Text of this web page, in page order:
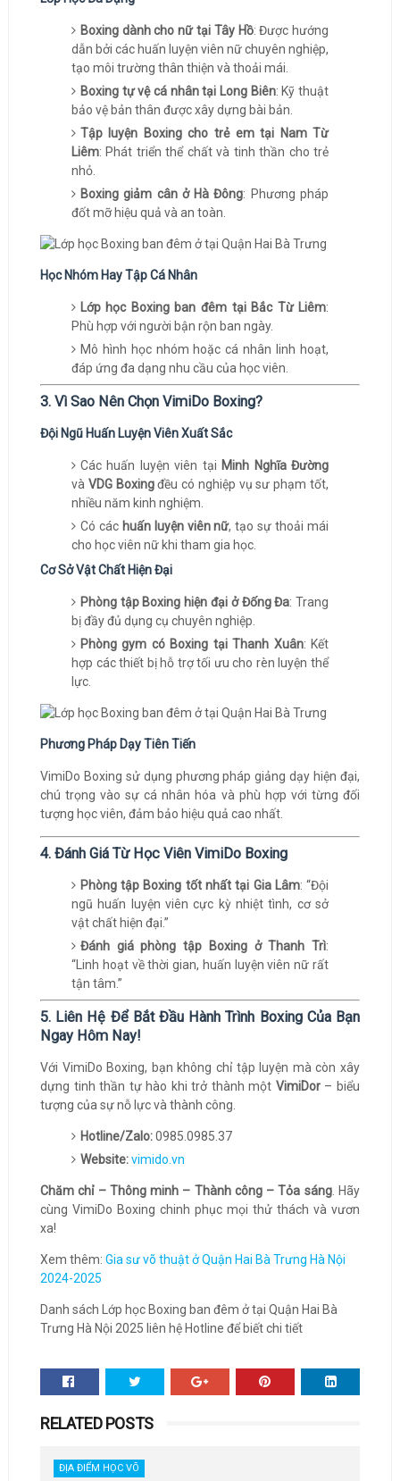
Boxing dành cho nữ tại Tây Hồ: Được hướng
dẫn bởi các huấn luyện viên nữ chuyên nghiệp,
tạo môi trường thân thiện và thoải mái.
Boxing tự vệ cá nhân tại Long Biên: Kỹ thuật
bảo vệ bản thân được xây dựng bài bản.
Tập luyện Boxing cho trẻ em tại Nam Từ
Liêm: Phát triển thể chất và tinh thần cho trẻ
nhỏ.
Boxing giảm cân ở Hà Đông: Phương pháp
đốt mỡ hiệu quả và an toàn.
Học Nhóm Hay Tập Cá Nhân
Lớp học Boxing ban đêm tại Bắc Từ Liêm:
Phù hợp với người bận rộn ban ngày.
Mô hình học nhóm hoặc cá nhân linh hoạt,
đáp ứng đa dạng nhu cầu của học viên.
3. Vì Sao Nên Chọn VimiDo Boxing?
Đội Ngũ Huấn Luyện Viên Xuất Sắc
Các huấn luyện viên tại Minh Nghĩa Đường
và VDG Boxingđều có nghiệp vụ sư phạm tốt,
nhiều năm kinh nghiệm.
Có các huấn luyện viên nữ, tạo sự thoải mái
cho học viên nữ khi tham gia học.
Cơ Sở Vật Chất Hiện Đại
Phòng tập Boxing hiện đại ở Đống Đa: Trang
bị đầy đủ dụng cụ chuyên nghiệp.
Phòng gym có Boxing tại Thanh Xuân: Kết
hợp các thiết bị hỗ trợ tối ưu cho rèn luyện thể
lực.
Phương Pháp Dạy Tiên Tiến
VimiDo Boxing sử dụng phương pháp giảng dạy hiện đại,
chú trọng vào sự cá nhân hóa và phù hợp với từng đối
tượng học viên, đảm bảo hiệu quả cao nhất.
4. Đánh Giá Từ Học Viên VimiDo Boxing
Phòng tập Boxing tốt nhất tại Gia Lâm: “Đội
ngũ huấn luyện viên cực kỳ nhiệt tình, cơ sở
vật chất hiện đại.”
Đánh giá phòng tập Boxing ở Thanh Trì:
“Linh hoạt về thời gian, huấn luyện viên nữ rất
tận tâm.”
5. Liên Hệ Để Bắt Đầu Hành Trình Boxing Của Bạn
Ngay Hôm Nay!
Với VimiDo Boxing, bạn không chỉ tập luyện mà còn xây
dựng tinh thần tự hào khi trở thành một VimiDor– biểu
tượng của sự nỗ lực và thành công.
Hotline/Zalo:0985.0985.37
Website:vimido.vn
Chăm chỉ – Thông minh – Thành công – Tỏa sáng. Hãy
cùng VimiDo Boxing chinh phục mọi thử thách và vươn
xa!
Xem thêm: Gia sư võ thuật ở Quận Hai Bà Trưng Hà Nội
2024-2025
Danh sách Lớp học Boxing ban đêm ở tại Quận Hai Bà
Trưng Hà Nội 2025 liên hệ Hotline để biết chi tiết
RELATED POSTS
ĐỊA ĐIỂM HỌC VÕ